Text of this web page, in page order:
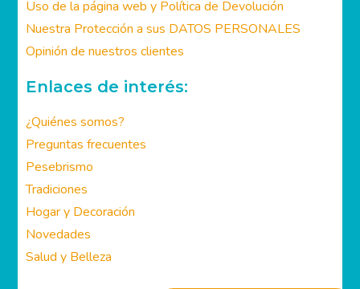
Uso de la página web y Política de Devolución
Nuestra Protección a sus DATOS PERSONALES
Opinión de nuestros clientes
Enlaces de interés:
¿Quiénes somos?
Preguntas frecuentes
Pesebrismo
Tradiciones
Hogar y Decoración
Novedades
Salud y Belleza